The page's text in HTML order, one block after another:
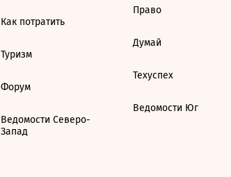
Как потратить
Туризм
Форум
Ведомости Северо-
Запад
Право
Думай
Техуспех
Ведомости Юг